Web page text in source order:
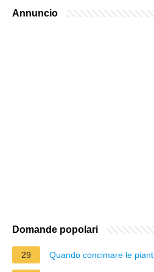
Annuncio
Domande popolari
29 Quando concimare le